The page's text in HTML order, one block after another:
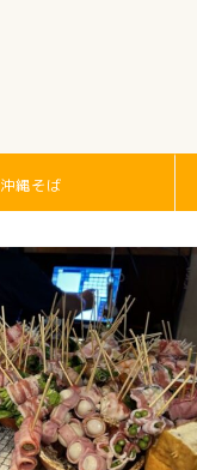
沖縄そば